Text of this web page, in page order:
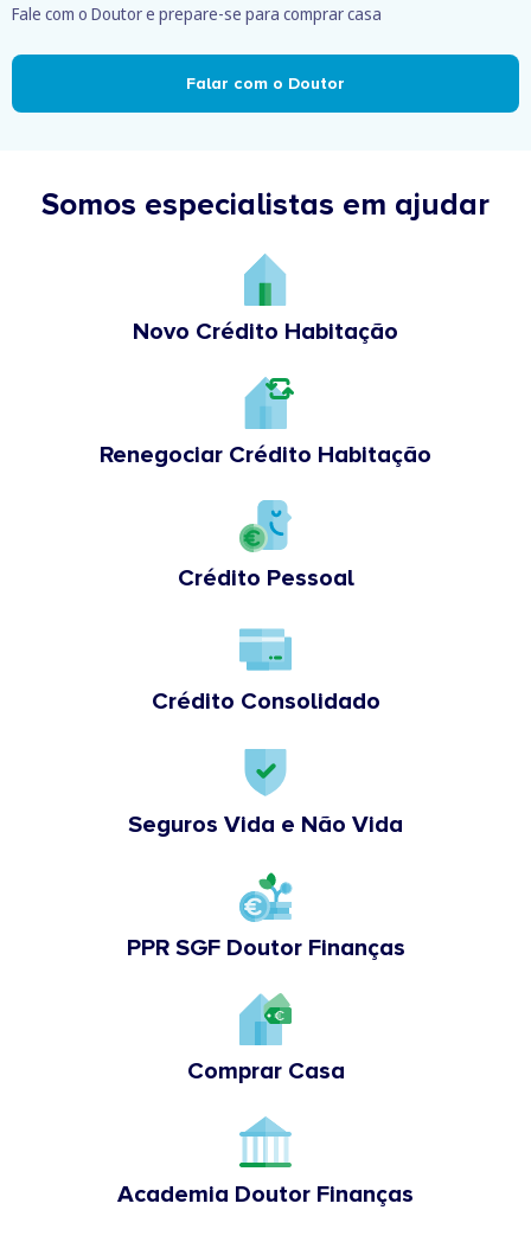
Fale com o Doutor e prepare-se para comprar casa
Falar com o Doutor
Somos especialistas em ajudar
Novo Crédito Habitação
Renegociar Crédito Habitação
Crédito Pessoal
Crédito Consolidado
Seguros Vida e Não Vida
PPR SGF Doutor Finanças
Comprar Casa
Academia Doutor Finanças